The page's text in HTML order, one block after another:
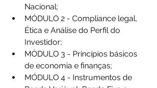
Nacional;
MÓDULO 2 - Compliance legal,
Ética e Análise do Perfil do
Investidor;
MÓDULO 3 - Princípios básicos
de economia e finanças;
MÓDULO 4 - Instrumentos de